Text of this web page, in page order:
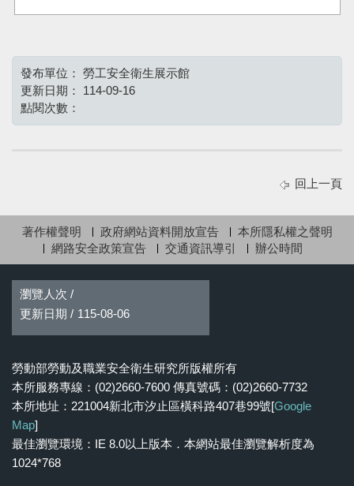
發布單位： 勞工安全衛生展示館
更新日期：
114-09-16
點閱次數：
回上一頁
著作權聲明 政府網站資料開放宣告
本所隱私權之聲明
網路安全政策宣告
交通資訊導引 辦公時間
瀏覽人次 /
更新日期 / 115-08-06
勞動部勞動及職業安全衛生研究所版權所有
本所服務專線：(02)2660-7600 傳真號碼：(02)2660-7732
本所地址：221004新北市汐止區橫科路407巷99號[Google
Map]
最佳瀏覽環境：IE 8.0以上版本．本網站最佳瀏覽解析度為
1024*768